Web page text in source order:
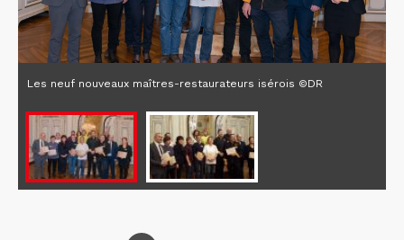
Les neuf nouveaux maîtres-restaurateurs isérois ©DR